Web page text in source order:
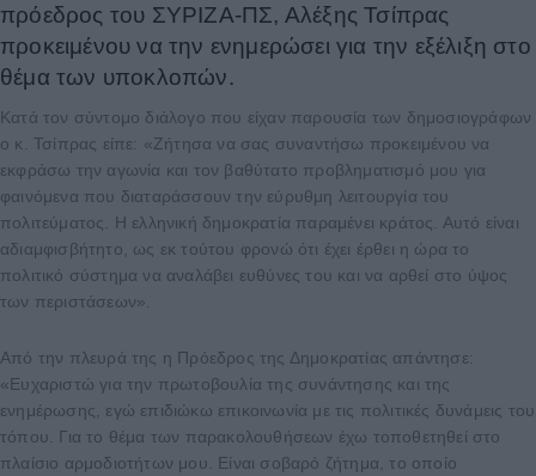
πρόεδρος του ΣΥΡΙΖΑ-ΠΣ, Αλέξης Τσίπρας
προκειμένου να την ενημερώσει για την εξέλιξη στο
θέμα των υποκλοπών.
Κατά τον σύντομο διάλογο που είχαν παρουσία των δημοσιογράφων
ο κ. Τσίπρας είπε: «Ζήτησα να σας συναντήσω προκειμένου να
εκφράσω την αγωνία και τον βαθύτατο προβληματισμό μου για
φαινόμενα που διαταράσσουν την εύρυθμη λειτουργία του
πολιτεύματος. Η ελληνική δημοκρατία παραμένει κράτος. Αυτό είναι
αδιαμφισβήτητο, ως εκ τούτου φρονώ ότι έχει έρθει η ώρα το
πολιτικό σύστημα να αναλάβει ευθύνες του και να αρθεί στο ύψος
των περιστάσεων».
Από την πλευρά της η Πρόεδρος της Δημοκρατίας απάντησε:
«Ευχαριστώ για την πρωτοβουλία της συνάντησης και της
ενημέρωσης, εγώ επιδιώκω επικοινωνία με τις πολιτικές δυνάμεις του
τόπου. Για το θέμα των παρακολουθήσεων έχω τοποθετηθεί στο
πλαίσιο αρμοδιοτήτων μου. Είναι σοβαρό ζήτημα, το οποίο